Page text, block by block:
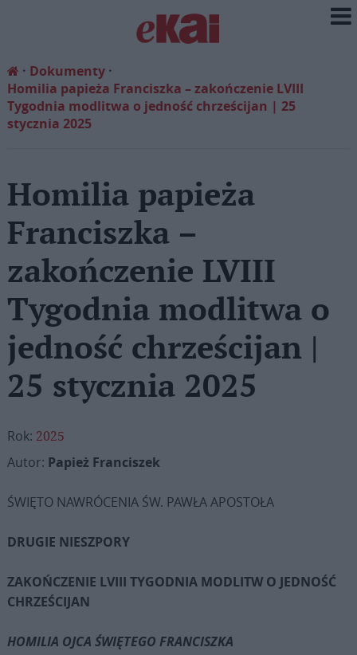
Dokumenty
Homilia papieża Franciszka – zakończenie LVIII
Tygodnia modlitwa o jedność chrześcijan | 25
stycznia 2025
Homilia papieża
Franciszka –
zakończenie LVIII
Tygodnia modlitwa o
jedność chrześcijan |
25 stycznia 2025
Rok: 2025
Autor: Papież Franciszek
ŚWIĘTO NAWRÓCENIA ŚW. PAWŁA APOSTOŁA
DRUGIE NIESZPORY
ZAKOŃCZENIE LVIII TYGODNIA MODLITW O JEDNOŚĆ
CHRZEŚCIJAN
HOMILIA OJCA ŚWIĘTEGO FRANCISZKA